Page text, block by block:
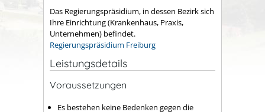
Das Regierungspräsidium, in dessen Bezirk sich
Ihre Einrichtung (Krankenhaus, Praxis,
Unternehmen) befindet.
Regierungspräsidium Freiburg
Leistungsdetails
Voraussetzungen
Es bestehen keine Bedenken gegen die